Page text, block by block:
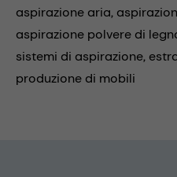
aspirazione aria,
aspirazione polvere di
sistemi di aspirazione,
produzione di mobili